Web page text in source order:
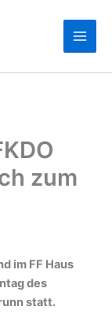
zum
im FF Haus
des
statt.